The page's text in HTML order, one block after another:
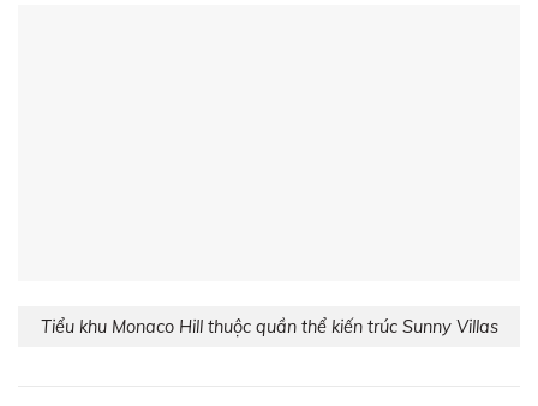
Tiểu khu Monaco Hill thuộc quần thể kiến trúc Sunny Villas